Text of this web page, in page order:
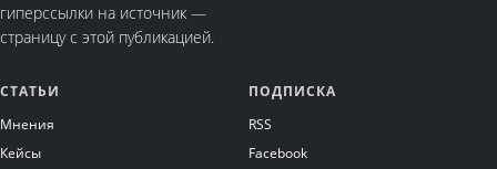
гиперссылки на источник —
страницу с этой публикацией.
СТАТЬИ
Мнения
Кейсы
ПОДПИСКА
RSS
Facebook